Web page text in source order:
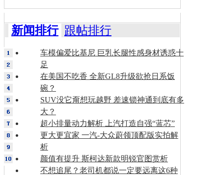
新闻排行 跟帖排行
车模偏爱比基尼 巨乳长腿性感身材诱惑十
足
在美国不吃香 全新GL8升级欲抢日系饭
碗？
SUV没它甭想玩越野 差速锁神通到底有多
大？
超小排量动力解析 上汽打造自强“蓝芯”
更大更宜家 一汽-大众蔚领顶配版实拍解
析
颜值有提升 斯柯达新款明锐官图赏析
不想追尾？老司机都说一定要远离这6种